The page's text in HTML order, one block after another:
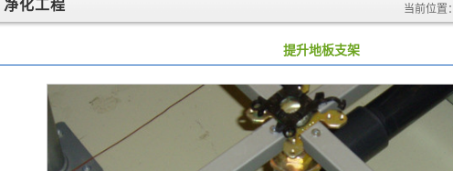
净化工程 当前位置：
提升地板支架